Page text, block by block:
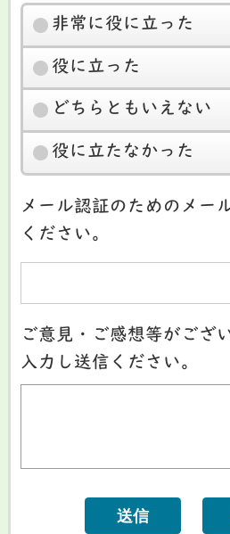
非常に役に立った
役に立った
どちらともいえない
役に立たなかった
メール認証のためのメー
ください。
ご意見・ご感想等がござ
入力し送信ください。